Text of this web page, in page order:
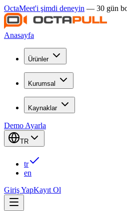
OctaMeet'i şimdi deneyin — 30 gün
Anasayfa
Ürünler
Kurumsal
Kaynaklar
Demo Ayarla
TR
tr
en
Giriş YapKayıt Ol